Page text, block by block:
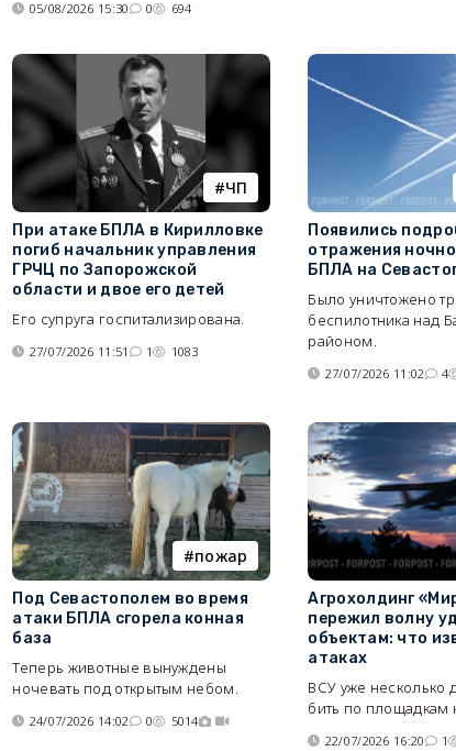
05/08/2026 15:30 0 694
ЧП
При атаке БПЛА в Кирилловке
погиб начальник управления
ГРЧЦ по Запорожской
области и двое его детей
Его супруга госпитализирована.
27/07/2026 11:51 1 1083
Появились
отражения
БПЛА на
Было уничтожено
беспилотника над
районом.
27/07/2026 11:02 4
пожар
Под Севастополем во время
атаки БПЛА сгорела конная
база
Теперь животные вынуждены
ночевать под открытым небом.
24/07/2026 14:02 0 5014
Агрохолдинг
пережил волну
объектам: что
атаках
ВСУ уже несколько
бить по площадкам
22/07/2026 16:20 1